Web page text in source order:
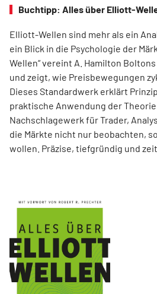
Buchtipp: Alles über Elliott-
Elliott-Wellen sind mehr als ein
ein Blick in die Psychologie der
Wellen“ vereint A. Hamilton
und zeigt, wie Preisbewegungen
Dieses Standardwerk erklärt
praktische Anwendung der
Nachschlagewerk für Trader,
die Märkte nicht nur beobachten,
wollen. Präzise, tiefgründig und